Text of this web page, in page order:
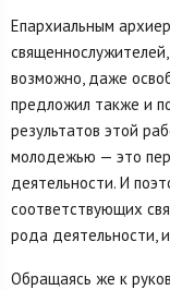
Епархиальным
возможно, даже
предложил также и
результатов этой
молодежью — это
деятельности. И
соответствующих
рода деятельности,
Обращаясь же к